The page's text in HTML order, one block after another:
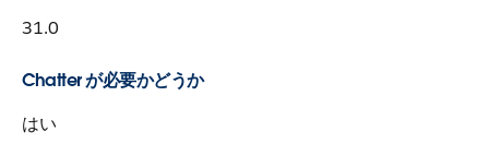
31.0
Chatter が必要かどうか
はい